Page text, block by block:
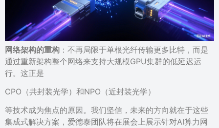
网络架构的重构 ：不再局限于单根光纤传输更多比特，而是
通过重新架构整个网络来支持大规模GPU集群的低延迟运
行。这正是
CPO（共封装光学）和NPO（近封装光学）
等技术成为焦点的原因。我们坚信，未来的方向就在于这些
集成式解决方案，爱德泰团队将在展会上展示针对AI算力网